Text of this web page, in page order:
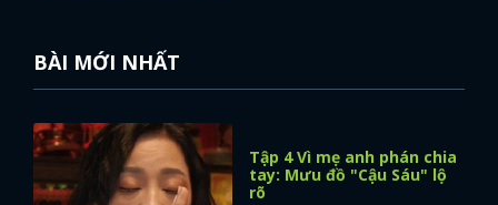
BÀI MỚI NHẤT
Tập 4 Vì mẹ anh phán chia
tay: Mưu đồ "Cậu Sáu" lộ
rõ